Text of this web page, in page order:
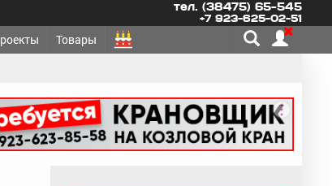
тел. (38475) 65-545
+7 923-625-02-51
Товары